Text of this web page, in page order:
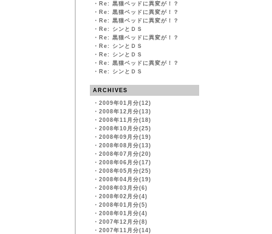
・ Re: 黒猫ベッドに異変が！？
・ Re: 黒猫ベッドに異変が！？
・ Re: 黒猫ベッドに異変が！？
・ Re: シンとＤＳ
・ Re: 黒猫ベッドに異変が！？
・ Re: シンとＤＳ
・ Re: シンとＤＳ
・ Re: 黒猫ベッドに異変が！？
・ Re: シンとＤＳ
ARCHIVES
・ 2009年01月分(12)
・ 2008年12月分(13)
・ 2008年11月分(18)
・ 2008年10月分(25)
・ 2008年09月分(19)
・ 2008年08月分(13)
・ 2008年07月分(20)
・ 2008年06月分(17)
・ 2008年05月分(25)
・ 2008年04月分(19)
・ 2008年03月分(6)
・ 2008年02月分(4)
・ 2008年01月分(5)
・ 2008年01月分(4)
・ 2007年12月分(8)
・ 2007年11月分(14)